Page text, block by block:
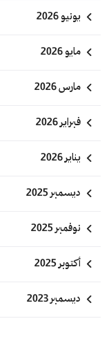
يونيو 2026
مايو 2026
مارس 2026
فبراير 2026
يناير 2026
ديسمبر 2025
نوفمبر 2025
أكتوبر 2025
ديسمبر 2023